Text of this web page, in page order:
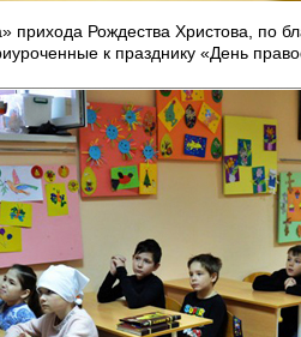
прихода Рождества Христова, по
к празднику «День